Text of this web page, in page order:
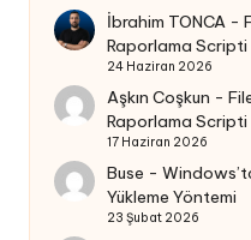
İbrahim TONCA -
Raporlama Scripti
24 Haziran 2026
Aşkın Coşkun -
Raporlama Scripti
17 Haziran 2026
Buse -
Yükleme Yöntemi
23 Şubat 2026